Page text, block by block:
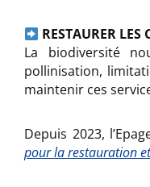
RESTAURER
La biodiversité
pollinisation,
maintenir ces
Depuis 2023,
pour la restauration